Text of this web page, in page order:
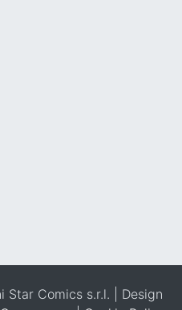
Comics s.r.l. | Design